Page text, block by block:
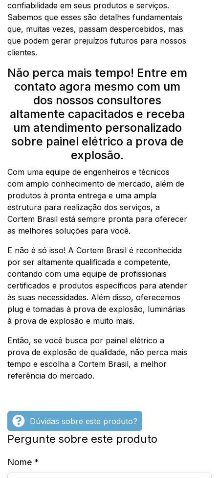
confiabilidade em seus produtos e serviços.
Sabemos que esses são detalhes fundamentais
que, muitas vezes, passam despercebidos, mas
que podem gerar prejuízos futuros para nossos
clientes.
Não perca mais tempo! Entre em
contato agora mesmo com um
dos nossos consultores
altamente capacitados e receba
um atendimento personalizado
sobre painel elétrico a prova de
explosão.
Com uma equipe de engenheiros e técnicos
com amplo conhecimento de mercado, além de
produtos à pronta entrega e uma ampla
estrutura para realização dos serviços, a
Cortem Brasil está sempre pronta para oferecer
as melhores soluções para você.
E não é só isso! A Cortem Brasil é reconhecida
por ser altamente qualificada e competente,
contando com uma equipe de profissionais
certificados e produtos específicos para atender
às suas necessidades. Além disso, oferecemos
plug e tomadas à prova de explosão, luminárias
à prova de explosão e muito mais.
Então, se você busca por painel elétrico a
prova de explosão de qualidade, não perca mais
tempo e escolha a Cortem Brasil, a melhor
referência do mercado.
Dúvidas sobre este produto?
Pergunte sobre este produto
Nome *